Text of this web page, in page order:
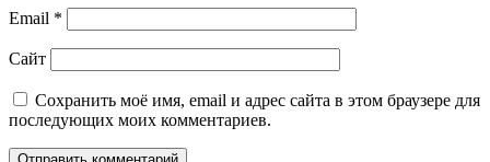
Email *
Сайт
Сохранить моё имя, email и адрес сайта в этом браузере для
последующих моих комментариев.